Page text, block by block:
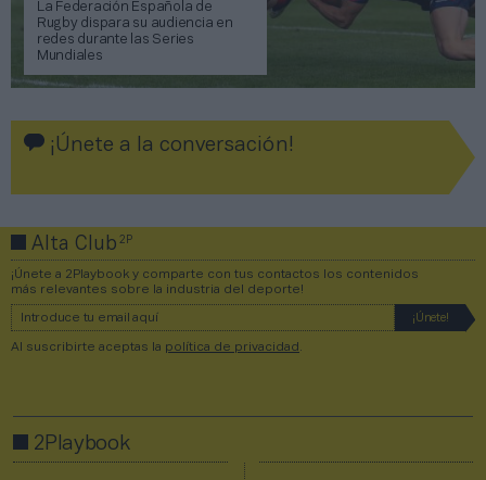
La Federación Española de
Rugby dispara su audiencia en
redes durante las Series
Mundiales
¡Únete a la conversación!
Alta Club2P
¡Únete a 2Playbook y comparte con tus contactos los contenidos
más relevantes sobre la industria del deporte!
Al suscribirte aceptas la política de privacidad
2Playbook